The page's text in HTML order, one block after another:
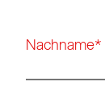
Nachname*